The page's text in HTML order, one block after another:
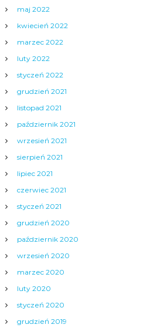
maj 2022
kwiecień 2022
marzec 2022
luty 2022
styczeń 2022
grudzień 2021
listopad 2021
październik 2021
wrzesień 2021
sierpień 2021
lipiec 2021
czerwiec 2021
styczeń 2021
grudzień 2020
październik 2020
wrzesień 2020
marzec 2020
luty 2020
styczeń 2020
grudzień 2019